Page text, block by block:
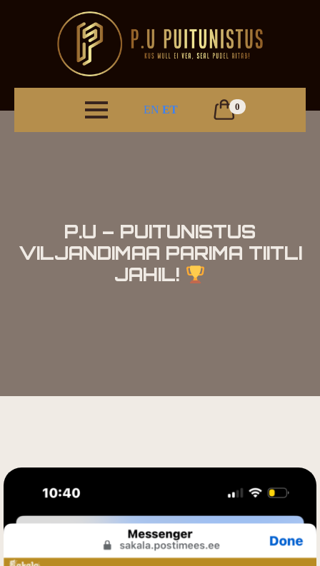
EN ET 0
P.U – PUITUNISTUS
VILJANDIMAA PARIMA TIITLI
JAHIL!